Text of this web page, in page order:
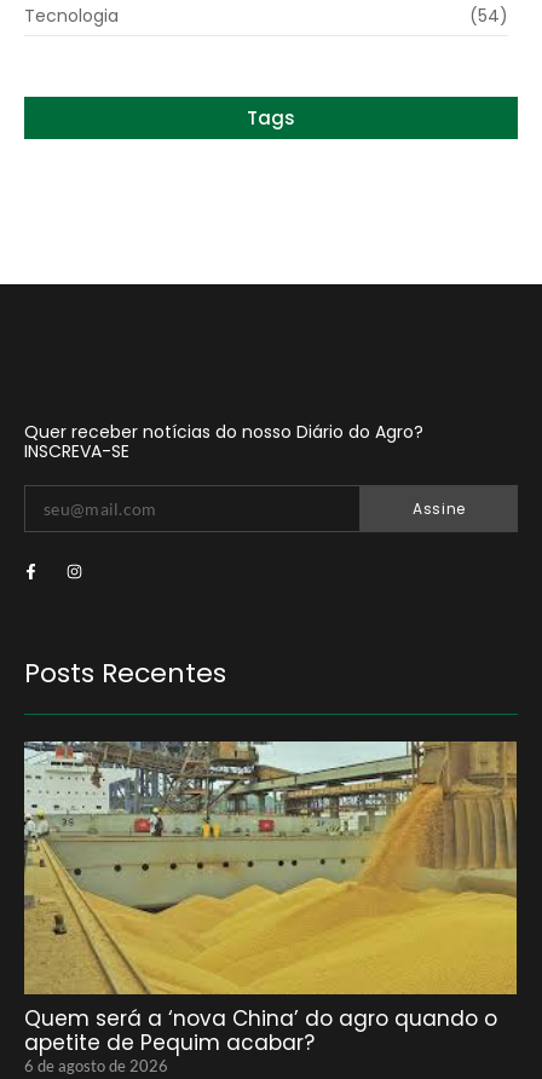
Tecnologia (54)
Tags
Quer receber notícias do nosso Diário do Agro?
INSCREVA-SE
Assine
Posts Recentes
Quem será a ‘nova China’ do agro quando o
apetite de Pequim acabar?
6 de agosto de 2026